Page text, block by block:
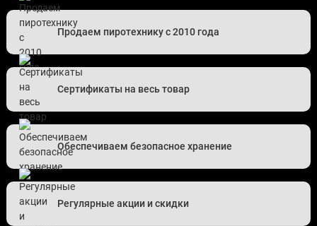
Продаем пиротехнику с 2010 года
Сертификаты на весь товар
Обеспечиваем безопасное хранение
Регулярные акции и скидки